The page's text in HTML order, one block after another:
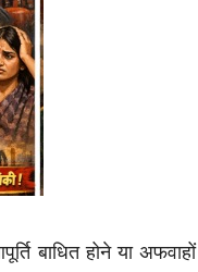
बाधित होने या अफवाहों